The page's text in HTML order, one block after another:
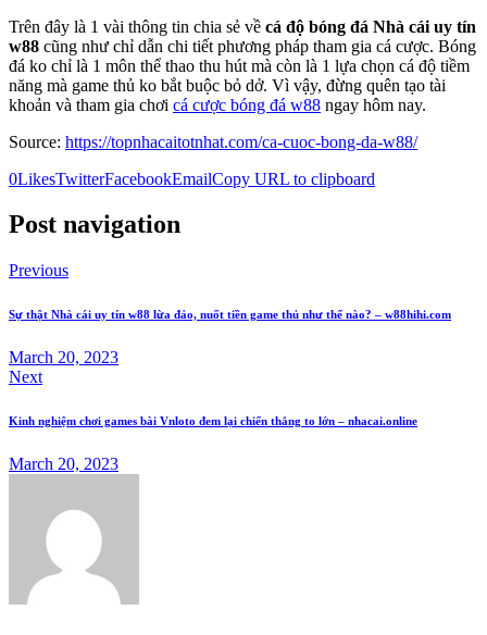
Trên đây là 1 vài thông tin chia sẻ về cá độ bóng đá Nhà cái uy tín
w88 cũng như chỉ dẫn chi tiết phương pháp tham gia cá cược. Bóng
đá ko chỉ là 1 môn thể thao thu hút mà còn là 1 lựa chọn cá độ tiềm
năng mà game thủ ko bắt buộc bỏ dở. Vì vậy, đừng quên tạo tài
khoản và tham gia chơi cá cược bóng đá w88 ngay hôm nay.
Source: https://topnhacaitotnhat.com/ca-cuoc-bong-da-w88/
0LikesTwitterFacebookEmailCopy URL to clipboard
Post navigation
Previous
Sự thật Nhà cái uy tín w88 lừa đảo, nuốt tiền game thủ như thế nào? – w88hihi.com
March 20, 2023
Next
Kinh nghiệm chơi games bài Vnloto đem lại chiến thắng to lớn – nhacai.online
March 20, 2023